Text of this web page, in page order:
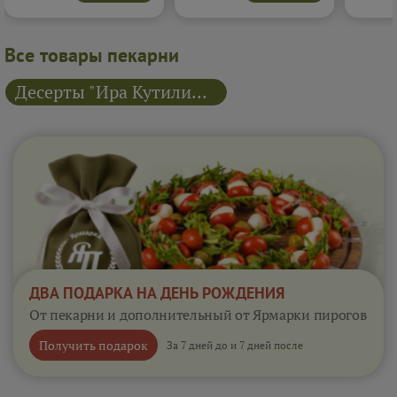
Все товары пекарни
Десерты "Ира Кутилина"
ДВА ПОДАРКА НА ДЕНЬ РОЖДЕНИЯ
От пекарни и дополнительный от Ярмарки пирогов
Получить подарок За 7 дней до и 7 дней после